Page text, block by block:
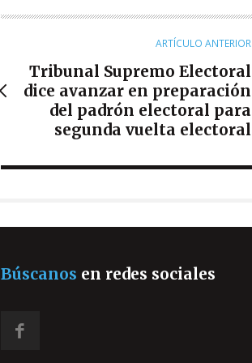
R
ARTÍCULO ANTERIOR
Tribunal Supremo Electoral
dice avanzar en preparación
del padrón electoral para
segunda vuelta electoral
Búscanos en redes sociales